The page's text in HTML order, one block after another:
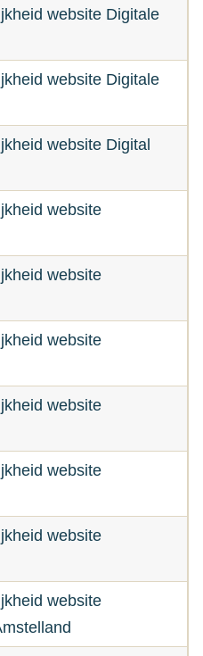
website Digitale
website Digitale
website Digital
website
website
website
website
website
website
website